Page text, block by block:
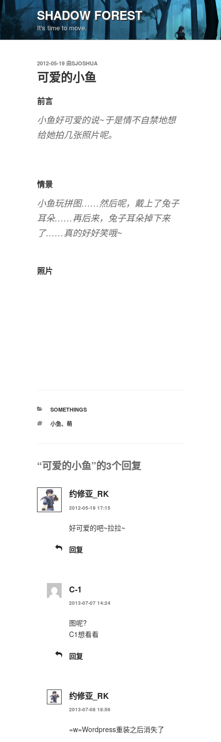
跳
至
内
容
SHADOW FOREST
It's time to move.
发
布
于
2012-05-19由SJOSHUA
可爱的小鱼
前言
小鱼好可爱的说~于是情不自禁地想
给她拍几张照片呢。
情景
小鱼玩拼图……然后呢，戴上了兔子
耳朵……再后来，兔子耳朵掉下来
了……真的好好笑哦~
照片
分
SOMETHINGS
标
小鱼、萌
“可爱的小鱼”的3个回复
约修亚_RK
2012-05-19 17:15
好可爱的吧~拉拉~
回复
C-1
2013-07-07 14:24
图呢?
C1想看看
回复
约修亚_RK
2013-07-08 18:56
=w=Wordpress重装之后消失了